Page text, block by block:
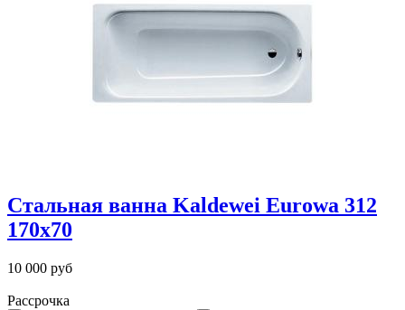
Стальная ванна Kaldewei Eurowa 312
170x70
10 000 руб
Рассрочка